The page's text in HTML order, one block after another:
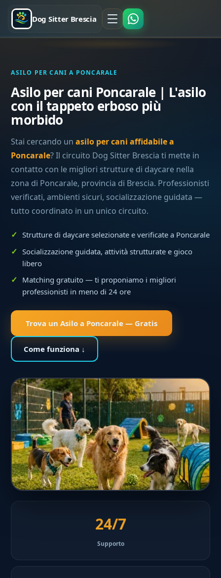
Dog Sitter Brescia
ASILO PER CANI A PONCARALE
Asilo per cani Poncarale | L'asilo
con il tappeto erboso più
morbido
Stai cercando unasilo per cani affidabile a
Poncarale? Il circuito Dog Sitter Brescia ti mette in
contatto con le migliori strutture di daycare nella
zona di Poncarale, provincia di Brescia. Professionisti
verificati, ambienti sicuri, socializzazione guidata —
tutto coordinato in un unico circuito.
Strutture di daycare selezionate e verificate a Poncarale
Socializzazione guidata, attività strutturate e gioco
libero
Matching gratuito — ti proponiamo i migliori
professionisti in meno di 24 ore
Trova un Asilo a Poncarale — Gratis
Come funziona ↓
24/7
Supporto